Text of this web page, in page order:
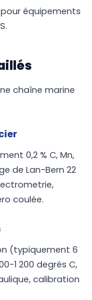
équipements
chaîne marine
0,2 % C, Mn,
de Lan-Bern 22
coulée.
(typiquement 6
1 200 degrés C,
calibration